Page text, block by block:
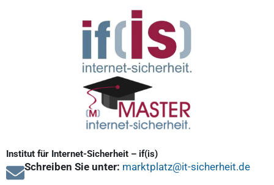
Institut für Internet-Sicherheit – if(is)
Schreiben Sie unter: marktplatz@it-sicherheit.de